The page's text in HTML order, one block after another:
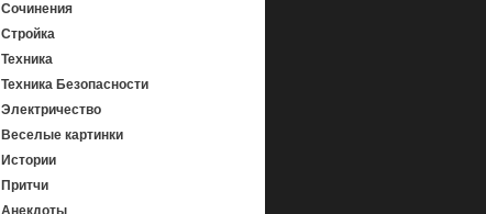
Сочинения
Стройка
Техника
Техника Безопасности
Электричество
Веселые картинки
Истории
Притчи
Анекдоты